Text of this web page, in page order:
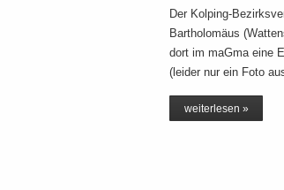
Der Kolping-
Bartholomäus
dort im maGma eine
(leider nur ein Foto
weiterlesen »